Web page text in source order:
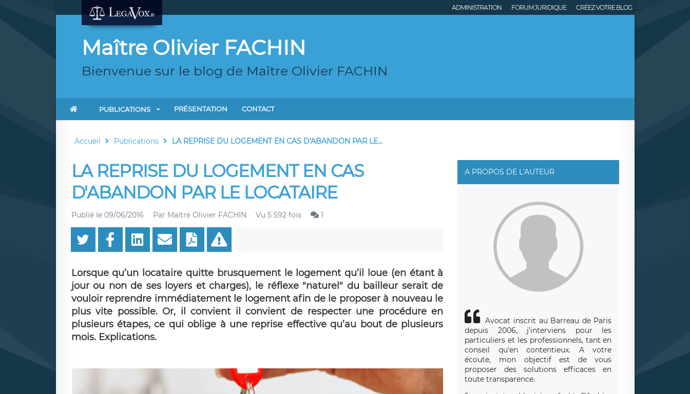
ADMINISTRATION FORUM JURIDIQUE CRÉEZ VOTRE BLOG
Maître Olivier FACHIN
Bienvenue sur le blog de Maître Olivier FACHIN
PUBLICATIONS PRÉSENTATION CONTACT
Accueil Publications LA REPRISE DU LOGEMENT EN CAS D'ABANDON PAR LE...
LA REPRISE DU LOGEMENT EN CAS
D'ABANDON PAR LE LOCATAIRE
Publié le 09/06/2016 Par Maître Olivier FACHIN Vu 5 592 fois 1
Lorsque qu’un locataire quitte brusquement le logement qu’il loue (en étant à
jour ou non de ses loyers et charges), le réflexe "naturel" du bailleur serait de
vouloir reprendre immédiatement le logement afin de le proposer à nouveau le
plus vite possible. Or, il convient il convient de respecter une procédure en
plusieurs étapes, ce qui oblige à une reprise effective qu’au bout de plusieurs
mois. Explications.
A PROPOS DE L'AUTEUR
Avocat inscrit au Barreau de Paris
depuis 2006, j'interviens pour les
particuliers et les professionnels, tant en
conseil qu'en contentieux. A votre
écoute, mon objectif est de vous
proposer des solutions efficaces en
toute transparence.